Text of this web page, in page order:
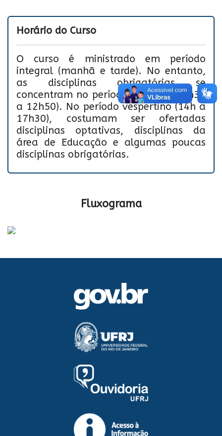
Horário do Curso
O curso é ministrado em período
integral (manhã e tarde). No entanto,
as disciplinas obrigatórias se
concentram no período matutino (7h30
a 12h50). No período vespertino (14h a
17h30), costumam ser ofertadas
disciplinas optativas, disciplinas da
área de Educação e algumas poucas
disciplinas obrigatórias.
Fluxograma